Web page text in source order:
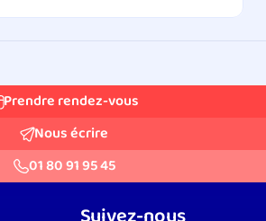
Prendre rendez-vous
Nous écrire
01 80 91 95 45